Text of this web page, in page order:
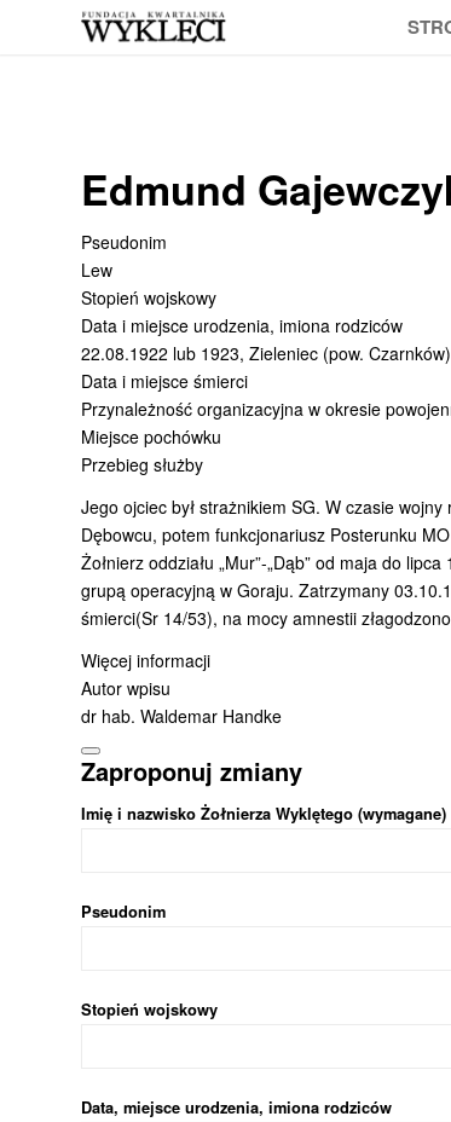
Edmund
Pseudonim
Lew
Stopień wojskowy
Data i miejsce urodzenia, imiona rodziców
22.08.1922 lub 1923, Zieleniec (pow.
Data i miejsce śmierci
Przynależność organizacyjna w okresie
Miejsce pochówku
Przebieg służby
Jego ojciec był strażnikiem SG. W czasie
Dębowcu, potem funkcjonariusz Posterunku
Żołnierz oddziału „Mur”-„Dąb” od maja do
grupą operacyjną w Goraju. Zatrzymany
śmierci(Sr 14/53), na mocy amnestii
Więcej informacji
Autor wpisu
dr hab. Waldemar Handke
Zaproponuj zmiany
Imię i nazwisko Żołnierza Wyklętego (wymagane)
Pseudonim
Stopień wojskowy
Data, miejsce urodzenia, imiona rodziców